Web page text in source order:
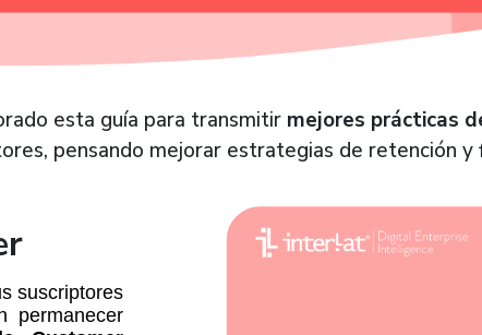
esta guía para transmitir mejores prácticas
pensando mejorar estrategias de retención y